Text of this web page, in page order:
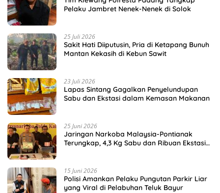
Pelaku Jambret Nenek-Nenek di Solok
25 Juli 2026
Sakit Hati Diiputusin, Pria di Ketapang Bunuh
Mantan Kekasih di Kebun Sawit
23 Juli 2026
Lapas Sintang Gagalkan Penyelundupan
Sabu dan Ekstasi dalam Kemasan Makanan
25 Juni 2026
Jaringan Narkoba Malaysia-Pontianak
Terungkap, 4,3 Kg Sabu dan Ribuan Ekstasi
15 Juni 2026
Polisi Amankan Pelaku Pungutan Parkir Liar
yang Viral di Pelabuhan Teluk Bayur